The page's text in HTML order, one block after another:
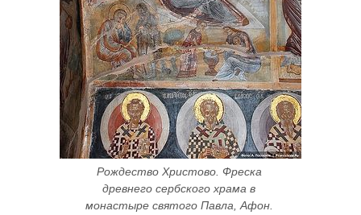
Рождество Христово. Фреска
древнего сербского храма в
монастыре святого Павла, Афон.